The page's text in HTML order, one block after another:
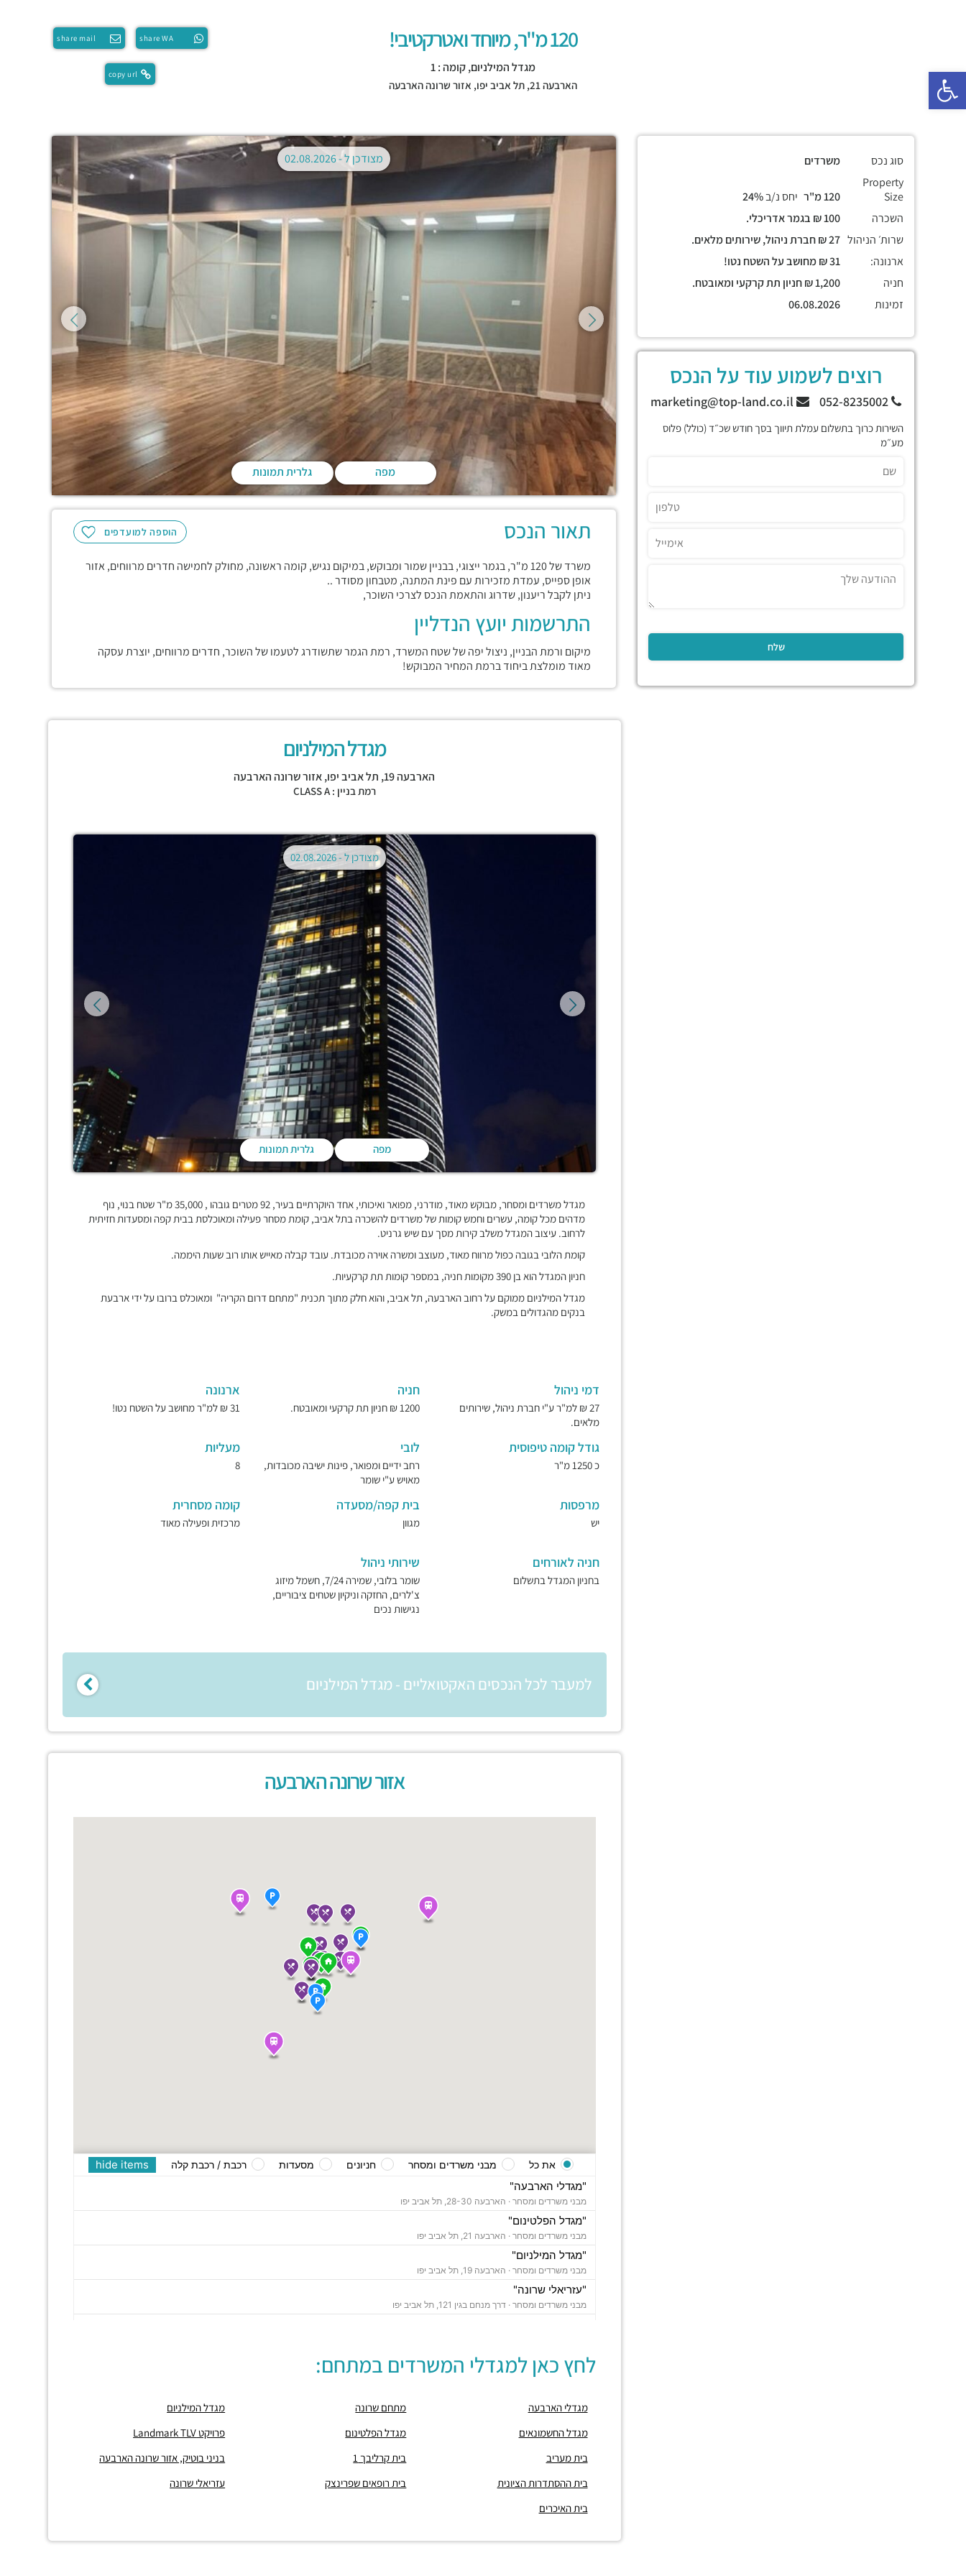
פתח סרגל נגישות
share WA
share mail
copy url
120 מ"ר, מיוחד ואטרקטיבי!
מגדל המילניום, קומה : 1
הארבעה 21, תל אביב יפו, אזור שרונה הארבעה
מפה גלרית תמונות
מצודכן ל -
הוספה למועדפים תאור הנכס
משרד של 120 מ"ר, בגמר ייצוגי, בבניין שמור ומבוקש, במיקום נגיש, קומה ראשונה, מחולק לחמישה חדרים מרווחים, אזור
אופן ספייס, עמדת מזכירות עם פינת המתנה, מטבחון מסודר ..
ניתן לקבל ריענון, שדרוג והתאמת הנכס לצרכי השוכר,
התרשמות יועץ הנדליין
מיקום ורמת הבניין, ניצול יפה של שטח המשרד, רמת הגמר שתשודרג לטעמו של השוכר, חדרים מרווחים, יוצרת עסקה
מאוד מומלצת ביחוד ברמת המחיר המבוקש!
סוג נכס
משרדים
Property
Size
יחס נ/ב
השכרה
שרות׳ הניהול
ארנונה:
חניה
זמינות
רוצים לשמוע עוד על הנכס
השירות כרוך בתשלום עמלת תיווך בסך חודש שכ״ד (כולל) פלוס
מע״מ
מגדל המילניום
הארבעה 19, תל אביב יפו,אזור שרונה הארבעה
רמת בניין : CLASS A
מפה גלרית תמונות
מצודכן ל -02.08.2026
מגדל משרדים ומסחר, מבוקש מאוד, מודרני, מפואר ואיכותי, אחד היוקרתיים בעיר, 92 מטרים גובהו , 35,000 מ"ר שטח בנוי, נוף
מדהים מכל קומה, עשרים וחמש קומות של משרדים להשכרה בתל אביב, קומת מסחר פעילה ומאוכלסת בבית קפה ומסעדות חזיתית
לרחוב. עיצוב המגדל משלב קירות מסך עם שיש גרניט.
קומת הלובי בגובה כפול מרווח מאוד, מעוצב ומשרה אוירה מכובדת. עובד קבלה מאייש אותו רוב שעות היממה.
חניון המגדל הוא בן 390 מקומות חניה, במספר קומות תת קרקעיות.
מגדל המילניום ממוקם על רחוב הארבעה, תל אביב, והוא חלק מתוך תכנית "מתחם דרום הקריה" ומאוכלס ברובו על ידי ארבעת
בנקים מהגדולים במשק.
דמי ניהול
27 ₪ למ"ר ע"י חברת ניהול, שירותים
מלאים.
חניה
1200 ₪ חניון תת קרקעי ומאובטח.
ארנונה
31 ₪ למ"ר מחושב על השטח נטו!
גודל קומה טיפוסית
כ 1250 מ"ר
לובי
רחב ידיים ומפואר, פינות ישיבה מכובדות,
מאויש ע"י שומר
מעליות
8
מרפסות
יש
בית קפה/מסעדה
מגוון
קומה מסחרית
מרכזית ופעילה מאוד
חניה לאורחים
בחניון המגדל בתשלום
שירותי ניהול
שומר בלובי, שמירה 7/24, חשמל מיזוג
צ'לרים, החזקה וניקיון שטחים ציבוריים,
נגישות נכים
למעבר לכל הנכסים האקטואליים - מגדל המילניום
אזור שרונה הארבעה
"מגדלי הארבעה"
מבני משרדים ומסחר · הארבעה 28-30, תל אביב יפו
"מגדל הפלטינום"
מבני משרדים ומסחר · הארבעה 21, תל אביב יפו
"מגדל המילניום"
מבני משרדים ומסחר · הארבעה 19, תל אביב יפו
"עזריאלי שרונה"
מבני משרדים ומסחר · דרך מנחם בגין 121, תל אביב יפו
"מגדל החשמונאים"
מבני משרדים ומסחר ·החשמונאים 100, תל אביב יפו
חניונים ·ארניה 32, הארבעה 10, תל אביב יפו,
חניון מגדלי הארבעה
חניון TLV - דרך מנחם בגין
חניונים ·3Q9P+JG תל אביב יפו
hide items את כל מבני משרדים ומסחר חניונים מסעדות רכבת / רכבת קלה
לחץ כאן למגדלי המשרדים במתחם:
מגדלי הארבעה מתחם שרונה
מגדל המילניום
מגדל החשמונאים
מגדל הפלטינום
פרויקט Landmark TLV
בית מעריב
בית קרליבך 1
בניני בוטיק, אזור שרונה הארבעה
בית ההסתדרות הציונית
בית רופאים שפרינצק
עזריאלי שרונה
בית האיכרים